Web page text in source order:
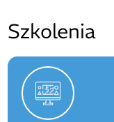
Szkolenia